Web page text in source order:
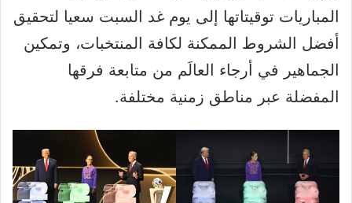
المباريات توقيتاتها إلى يوم غد السبت سعيا لتحقيق
أفضل الشروط الممكنة لكافة المنتخبات، وتمكين
الجماهير في أرجاء العالَم من متابعة فرقها
المفضلة عبر مناطق زمنية مختلفة.